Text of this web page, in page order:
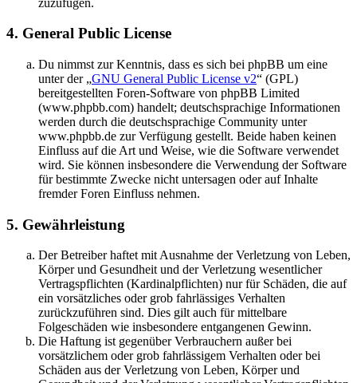
4. General Public License
Du nimmst zur Kenntnis, dass es sich bei phpBB um eine
unter der „GNU General Public License v2“ (GPL)
bereitgestellten Foren-Software von phpBB Limited
(www.phpbb.com) handelt; deutschsprachige Informationen
werden durch die deutschsprachige Community unter
www.phpbb.de zur Verfügung gestellt. Beide haben keinen
Einfluss auf die Art und Weise, wie die Software verwendet
wird. Sie können insbesondere die Verwendung der Software
für bestimmte Zwecke nicht untersagen oder auf Inhalte
fremder Foren Einfluss nehmen.
5. Gewährleistung
Der Betreiber haftet mit Ausnahme der Verletzung von Leben,
Körper und Gesundheit und der Verletzung wesentlicher
Vertragspflichten (Kardinalpflichten) nur für Schäden, die auf
ein vorsätzliches oder grob fahrlässiges Verhalten
zurückzuführen sind. Dies gilt auch für mittelbare
Folgeschäden wie insbesondere entgangenen Gewinn.
Die Haftung ist gegenüber Verbrauchern außer bei
vorsätzlichem oder grob fahrlässigem Verhalten oder bei
Schäden aus der Verletzung von Leben, Körper und